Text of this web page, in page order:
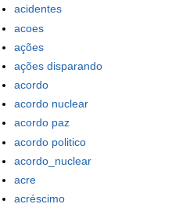
acidentes
acoes
ações
ações disparando
acordo
acordo nuclear
acordo paz
acordo politico
acordo_nuclear
acre
acréscimo